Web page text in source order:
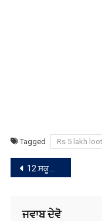
ਪੰਜਾਬ ਦੇ ਮੁਲਾਜ਼ਮਾਂ ‘ਤੇ
Tagged Rs 5 lakh
ਸੰਪਾਦਨਾ
12 ਸਕੂਲਾਂ ਨੂੰ ਬੰਬ ਨਾਲ ਉਡਾਉਣ ਦੀ ਧਮਕੀ ਮਿਲੀ
ਜਵਾਬ ਦੇਵੋ